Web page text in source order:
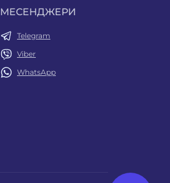
МЕСЕНДЖЕРИ
Telegram
Viber
WhatsApp